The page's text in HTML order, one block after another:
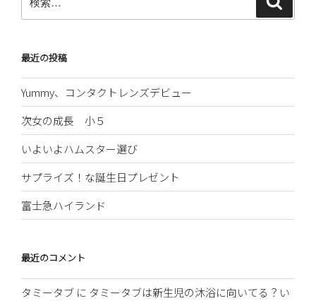
2〜”
ジ
り
索:
最近の投稿
Yummy、コンタクトレンズデビュー
次女の成長 小５
いよいよハムスター選び
サプライズ！な誕生日プレゼント
富士急ハイランド
最近のコメント
タミータブ に タミータブは新生児の沐浴に向いてる？い